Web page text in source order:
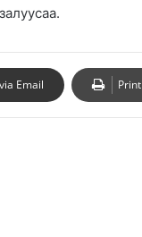
Email Print